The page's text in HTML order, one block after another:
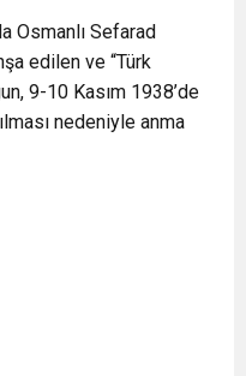
Osmanlı Sefarad
edilen ve “Türk
9-10 Kasım 1938’de
nedeniyle anma